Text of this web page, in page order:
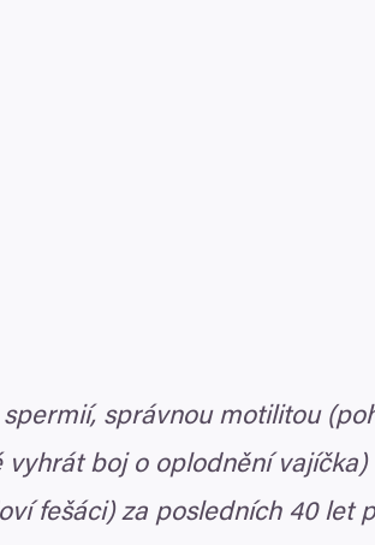
správnou motilitou
boj o oplodnění vajíčka)
fešáci) za posledních 40let